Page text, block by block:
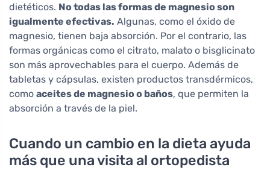
dietéticos. No todas las formas de magnesio son
igualmente efectivas. Algunas, como el óxido de
magnesio, tienen baja absorción. Por el contrario, las
formas orgánicas como el citrato, malato o bisglicinato
son más aprovechables para el cuerpo. Además de
tabletas y cápsulas, existen productos transdérmicos,
como aceites de magnesio o baños, que permiten la
absorción a través de la piel.
Cuando un cambio en la dieta ayuda
más que una visita al ortopedista